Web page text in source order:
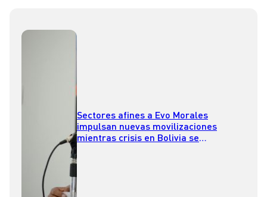
Sectores afines a Evo Morales
impulsan nuevas movilizaciones
mientras crisis en Bolivia se